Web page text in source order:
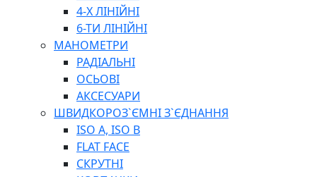
ПЛОСКОГУБЦІ
ВИКРУТКИ
КЛЮЧІ
ГОЛОВКИ, ТРІЩАТКИ, ВОРОТКИ, ПЕРЕХІДНИКИ
ЗУБИЛА, МОЛОТКИ, СОКИРИ, СТАМЕСКИ, ДОЛОТА
СТРУПЦИНИ, ЛЕЩАТА
ВИМІРЮВАЛЬНІ ІНСТРУМЕНТИ
БУДІВЕЛЬНИЙ ІНСТРУМЕНТ
ШЛАНГИ
ГОСПОДАРСЬКІ ТОВАРИ
4-Х ЛІНІЙНІ
6-ТИ ЛІНІЙНІ
МАНОМЕТРИ
РАДІАЛЬНІ
ОСЬОВІ
АКСЕСУАРИ
ШВИДКОРОЗ`ЄМНІ З`ЄДНАННЯ
ISO A, ISO B
FLAT FACE
СКРУТНІ